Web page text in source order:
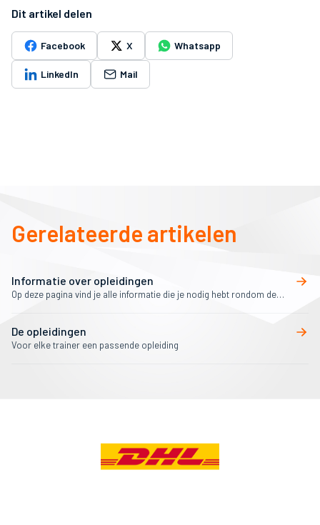
Dit artikel delen
Facebook X Whatsapp
LinkedIn Mail
Gerelateerde artikelen
Informatie over opleidingen
Op deze pagina vind je alle informatie die je nodig hebt rondom de
De opleidingen
Voor elke trainer een passende opleiding